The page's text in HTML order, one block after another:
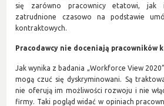
się zarówno pracownicy etatowi, jak
zatrudnione czasowo na podstawie
kontraktowych.
Pracodawcy nie doceniają pracowników
Jak wynika z badania „Workforce View
mogą czuć się dyskryminowani. Są
nie oferują im możliwości rozwoju i nie
firmy. Taki pogląd widać w opiniach